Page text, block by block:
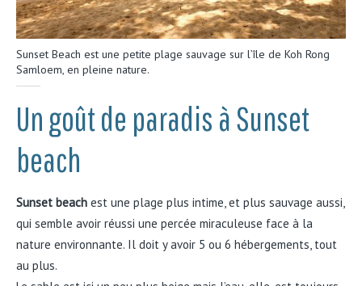
Sunset Beach est une petite plage sauvage sur l’île de Koh Rong
Samloem, en pleine nature.
Un goût de paradis à Sunset
beach
Sunset beach est une plage plus intime, et plus sauvage aussi,
qui semble avoir réussi une percée miraculeuse face à la
nature environnante. Il doit y avoir 5 ou 6 hébergements, tout
au plus.